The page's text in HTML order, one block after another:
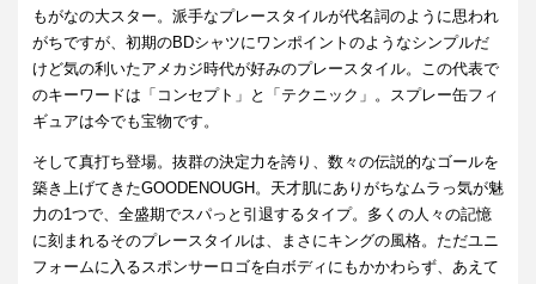
もがなの大スター。派手なプレースタイルが代名詞のように思われ
がちですが、初期のBDシャツにワンポイントのようなシンプルだ
けど気の利いたアメカジ時代が好みのプレースタイル。この代表で
のキーワードは「コンセプト」と「テクニック」。スプレー缶フィ
ギュアは今でも宝物です。
そして真打ち登場。抜群の決定力を誇り、数々の伝説的なゴールを
築き上げてきたGOODENOUGH。天才肌にありがちなムラっ気が魅
力の1つで、全盛期でスパっと引退するタイプ。多くの人々の記憶
に刻まれるそのプレースタイルは、まさにキングの風格。ただユニ
フォームに入るスポンサーロゴを白ボディにもかかわらず、あえて